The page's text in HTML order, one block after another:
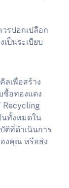
รปอกเปลือก
ป็นระเบียบ
ลเพื่อสร้าง
ซื้อทองแดง
Recycling
นทั้งหมดใน
ติที่ดำเนินการ
องคุณ หรือส่ง